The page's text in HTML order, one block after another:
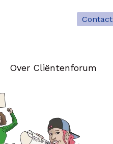
Contact
Over Cliëntenforum